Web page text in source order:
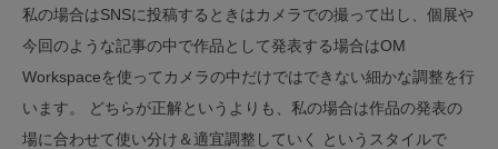
私の場合はSNSに投稿するときはカメラでの撮って出し、個展や
今回のような記事の中で作品として発表する場合はOM
Workspaceを使ってカメラの中だけではできない細かな調整を行
います。 どちらが正解というよりも、私の場合は作品の発表の
場に合わせて使い分け＆適宜調整していく というスタイルで